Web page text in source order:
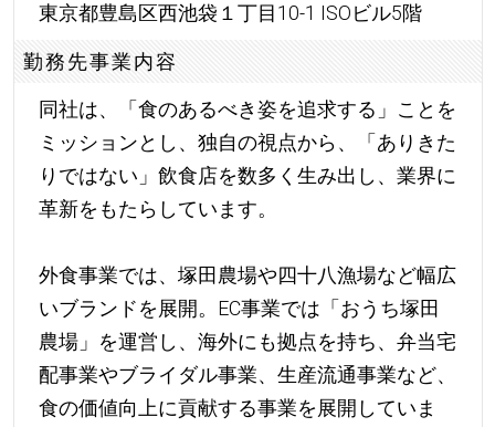
東京都豊島区西池袋１丁目10-1 ISOビル5階
勤務先事業内容
同社は、「食のあるべき姿を追求する」ことを
ミッションとし、独自の視点から、「ありきた
りではない」飲食店を数多く生み出し、業界に
革新をもたらしています。
外食事業では、塚田農場や四十八漁場など幅広
いブランドを展開。EC事業では「おうち塚田
農場」を運営し、海外にも拠点を持ち、弁当宅
配事業やブライダル事業、生産流通事業など、
食の価値向上に貢献する事業を展開していま